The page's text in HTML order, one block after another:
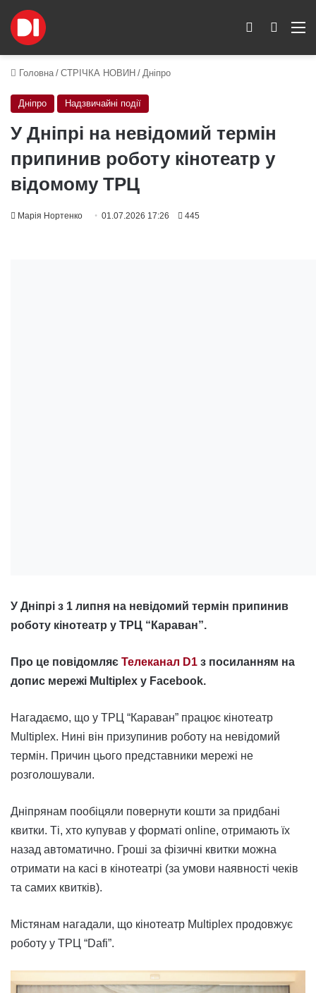
Пошук
Switch skin
Головна / СТРІЧКА НОВИН / Дніпро
Дніпро Надзвичайні події
У Дніпрі на невідомий термін
припинив роботу кінотеатр у
відомому ТРЦ
Марія Нортенко 01.07.2026 17:26 445
У Дніпрі з 1 липня на невідомий термін припинив
роботу кінотеатр у ТРЦ “Караван”.
Про це повідомляє Телеканал D1 з посиланням на
допис мережі Multiplex у Facebook.
Нагадаємо, що у ТРЦ “Караван” працює кінотеатр
Multiplex. Нині він призупинив роботу на невідомий
термін. Причин цього представники мережі не
розголошували.
Дніпрянам пообіцяли повернути кошти за придбані
квитки. Ті, хто купував у форматі online, отримають їх
назад автоматично. Гроші за фізичні квитки можна
отримати на касі в кінотеатрі (за умови наявності чеків
та самих квитків).
Містянам нагадали, що кінотеатр Multiplex продовжує
роботу у ТРЦ “Dafi”.